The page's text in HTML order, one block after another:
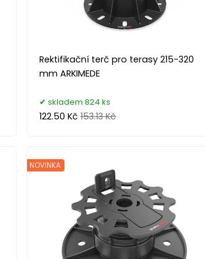
Rektifikační terč pro terasy 215-320
mm ARKIMEDE
skladem 824 ks
122.50 Kč 153.13 Kč
NOVINKA